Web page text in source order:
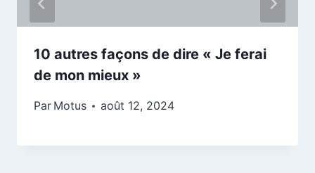
10 autres façons de dire « Je ferai
de mon mieux »
Par Motus août 12, 2024